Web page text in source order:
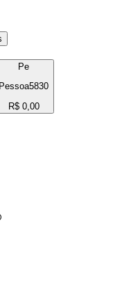
Pe
Pessoa5830
R$ 0,00